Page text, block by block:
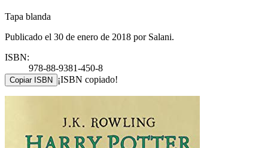
Tapa blanda
Publicado el 30 de enero de 2018 por Salani.
ISBN:
978-88-9381-450-8
Copiar ISBN ¡ISBN copiado!